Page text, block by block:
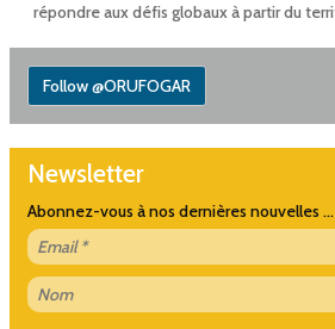
répondre aux défis globaux à partir du
Follow @ORUFOGAR
Newsletter
Abonnez-vous à nos dernières nouvelles ...